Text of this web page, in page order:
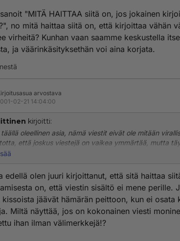
"MITÄ HAITTAA siitä on, jos jokainen
no mitä haittaa siitä on, että kirjoittaa vähän
virheitä? Kunhan vaan saamme keskustella
ja väärinkäsityksethän voi aina korjata.
arvostava
02-21 14:04:00
kirjoitti:
täällä oleellinen asia, nämä viestit eivät ole mitään
että joskus viestejä on vaikea ymmärtää, mutta
käy tosi paljon lapsia, jotka eivät kaikkia
kaikessa kiireessä aina jaksa kiinnittää huomiota
vaan pidä sitä oleellisena asiana tälläisessa paikassa.
kukaan kirjoittaa työhakemukeen, että "Help!!!
eikä työpaikkaa!". koulutehtävien jälkeen on ihan
kun ei tarvitse olla niin tarkka. Uskon siis, että
edellä olen juuri kirjoittanut, että sitä haittaa
on, että viestin sisältö ei mene perille.
kissoista jäävät hämärän peittoon, kun ei osata
Miltä näyttää, jos on kokonainen viesti
ihan ilman välimerkkejä!?